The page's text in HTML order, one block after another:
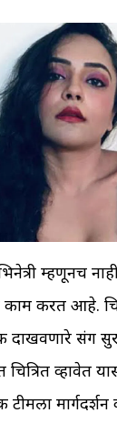
म्हणूनच
काम करत आहे.
प्रसंग
चित्रित व्हावेत
टीमला